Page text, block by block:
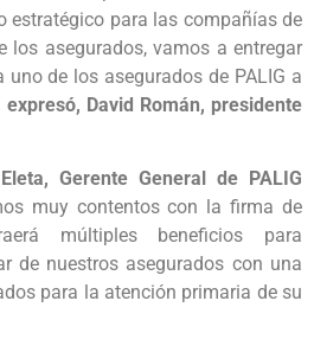
estratégico para las compañías de
los asegurados, vamos a entregar
de los asegurados de PALIG a
expresó, David Román, presidente
Gerente General de PALIG
muy contentos con la firma de
múltiples beneficios para
de nuestros asegurados con una
para la atención primaria de su